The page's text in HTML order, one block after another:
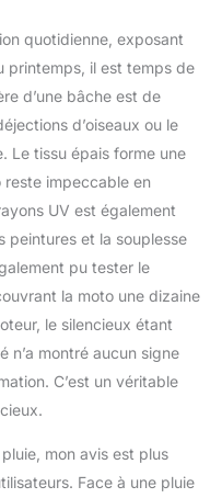
quotidienne, exposant
printemps, il est temps de
d’une bâche est de
d’oiseaux ou le
Le tissu épais forme une
reste impeccable en
UV est également
peintures et la souplesse
pu tester le
la moto une dizaine
le silencieux étant
n’a montré aucun signe
C’est un véritable
mon avis est plus
Face à une pluie